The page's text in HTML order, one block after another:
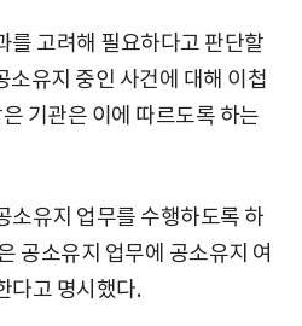
를 고려해 필요하다고 판단할
유지 중인 사건에 대해 이첩
기관은 이에 따르도록 하는
소유지 업무를 수행하도록 하
공소유지 업무에 공소유지 여
다고 명시했다.